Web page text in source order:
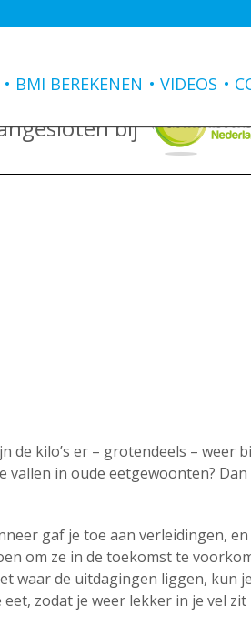
BMI BEREKENEN VIDEOS
bij
de kilo’s er – grotendeels – weer
in oude eetgewoonten?
gaf je toe aan verleidingen, en
om ze in de toekomst te
waar de uitdagingen liggen, kun
zodat je weer lekker in je vel zit